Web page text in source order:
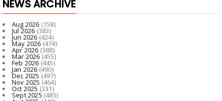
NEWS ARCHIVE
Aug 2026 (158)
Jul 2026 (383)
Jun 2026(424)
May 2026(474)
Apr 2026 (388)
Mar 2026(455)
Feb 2026 (445)
Jan 2026 (490)
Dec 2025(497)
Nov 2025 (464)
Oct 2025 (331)
Sept 2025 (485)